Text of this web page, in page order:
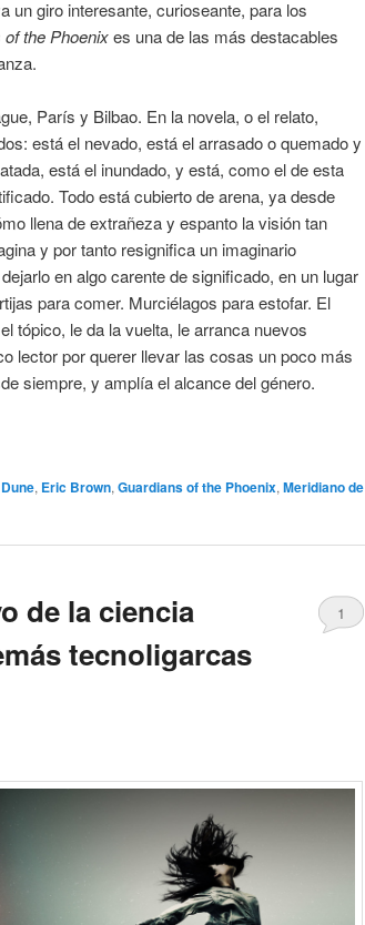
un giro interesante, curioseante, para los
of the Phoenixes una de las más destacables
París y Bilbao. En la novela, o el relato,
está el nevado, está el arrasado o quemado y
está el inundado, y está, como el de esta
Todo está cubierto de arena, ya desde
llena de extrañeza y espanto la visión tan
y por tanto resignifica un imaginario
en algo carente de significado, en un lugar
para comer. Murciélagos para estofar. El
tópico, le da la vuelta, le arranca nuevos
lector por querer llevar las cosas un poco más
siempre, y amplía el alcance del género.
Dune, Eric Brown, Guardians of the Phoenix, Meridiano de
de la ciencia
tecnoligarcas
1